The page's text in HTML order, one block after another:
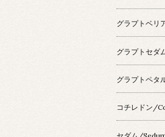
グラプトベ
グラプトセダ
グラプトペ
コチレドン/